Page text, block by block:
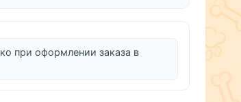
при оформлении заказа в